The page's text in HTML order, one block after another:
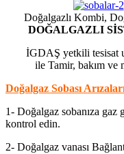
Doğalgazlı Kombi,
DOĞALGAZLI
İGDAŞ yetkili tesisat
ile Tamir, bakım ve
Doğalgaz Sobası
1- Doğalgaz sobanıza gaz
kontrol edin.
2- Doğalgaz vanası